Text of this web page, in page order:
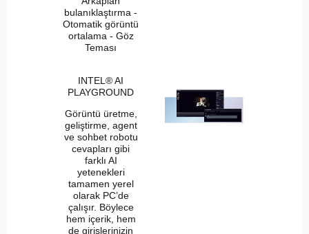
bulanıklaştırma -
Otomatik görüntü
ortalama - Göz
Teması
INTEL® AI
PLAYGROUND
Görüntü üretme,
geliştirme, agent
ve sohbet robotu
cevapları gibi
farklı AI
yetenekleri
tamamen yerel
olarak PC’de
çalışır. Böylece
hem içerik, hem
de girişlerinizin